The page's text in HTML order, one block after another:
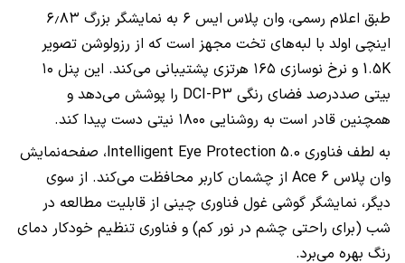
طبق اعلام رسمی، وان پلاس ایس ۶ به نمایشگر بزرگ ۶٫۸۳
اینچی اولد با لبه‌های تخت مجهز است که از رزولوشن تصویر
1.5K و نرخ نوسازی ۱۶۵ هرتزی پشتیبانی می‌کند. این پنل ۱۰
بیتی صددرصد فضای رنگی DCI-P3 را پوشش می‌دهد و
همچنین قادر است به روشنایی ۱۸۰۰ نیتی دست پیدا کند.
به لطف فناوری Intelligent Eye Protection 5.0، صفحه‌نمایش
وان پلاس Ace 6 از چشمان کاربر محافظت می‌کند. از سوی
دیگر، نمایشگر گوشی غول فناوری چینی از قابلیت مطالعه در
شب (برای راحتی چشم در نور کم) و فناوری تنظیم خودکار دمای
رنگ بهره می‌برد.